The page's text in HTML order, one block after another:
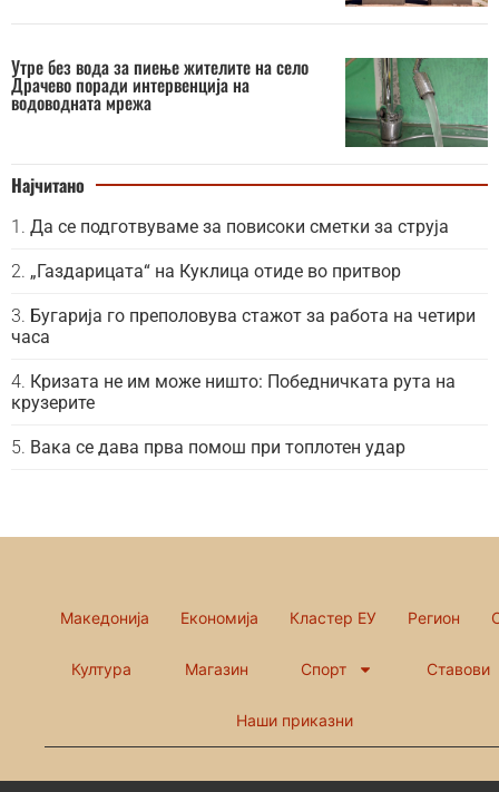
Утре без вода за пиење жителите на село
Драчево поради интервенција на
водоводната мрежа
Најчитано
Да се подготвуваме за повисоки сметки за струја
„Газдарицата“ на Куклица отиде во притвор
Бугарија го преполовува стажот за работа на четири
часа
Кризата не им може ништо: Победничката рута на
крузерите
Вака се дава прва помош при топлотен удар
Македонија Економија Кластер ЕУ Регион
Култура Магазин Спорт Ставови
Наши приказни